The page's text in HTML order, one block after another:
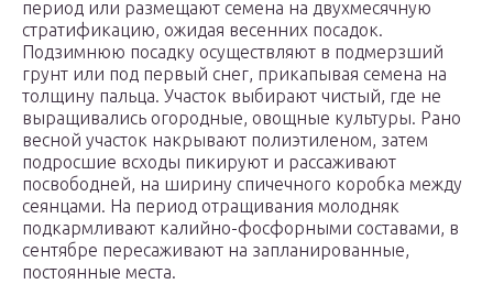
период или размещают семена на двухмесячную
стратификацию, ожидая весенних посадок.
Подзимнюю посадку осуществляют в подмерзший
грунт или под первый снег, прикапывая семена на
толщину пальца. Участок выбирают чистый, где не
выращивались огородные, овощные культуры. Рано
весной участок накрывают полиэтиленом, затем
подросшие всходы пикируют и рассаживают
посвободней, на ширину спичечного коробка между
сеянцами. На период отращивания молодняк
подкармливают калийно-фосфорными составами, в
сентябре пересаживают на запланированные,
постоянные места.